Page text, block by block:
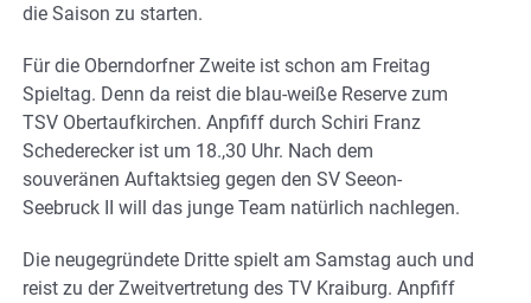
die Saison zu starten.
Für die Oberndorfner Zweite ist schon am Freitag
Spieltag. Denn da reist die blau-weiße Reserve zum
TSV Obertaufkirchen. Anpfiff durch Schiri Franz
Schederecker ist um 18.,30 Uhr. Nach dem
souveränen Auftaktsieg gegen den SV Seeon-
Seebruck II will das junge Team natürlich nachlegen.
Die neugegründete Dritte spielt am Samstag auch und
reist zu der Zweitvertretung des TV Kraiburg. Anpfiff